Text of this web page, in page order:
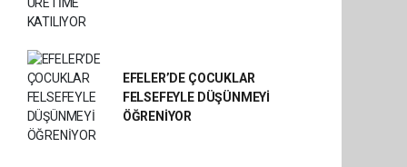
EFELER’DE ÇOCUKLAR
FELSEFEYLE DÜŞÜNMEYİ
ÖĞRENİYOR